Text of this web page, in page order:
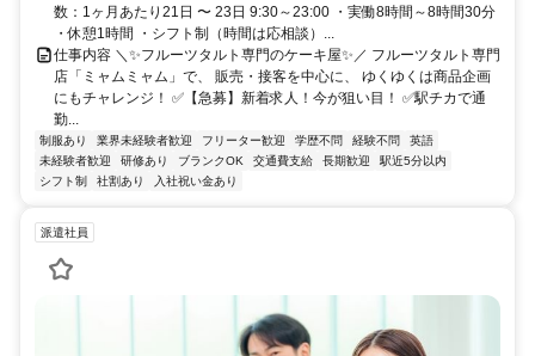
数：1ヶ月あたり21日 〜 23日 9:30～23:00 ・実働8時間～8時間30分
・休憩1時間 ・シフト制（時間は応相談）...
仕事内容 ＼✨フルーツタルト専門のケーキ屋✨／ フルーツタルト専門
店「ミャムミャム」で、 販売・接客を中心に、 ゆくゆくは商品企画
にもチャレンジ！ ✅【急募】新着求人！今が狙い目！ ✅駅チカで通
勤...
制服あり 業界未経験者歓迎 フリーター歓迎 学歴不問 経験不問
英語
未経験者歓迎
研修あり ブランクOK 交通費支給 長期歓迎
駅近5分以内
シフト制
社割あり 入社祝い金あり
派遣社員